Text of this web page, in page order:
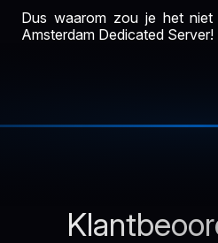
Dus waarom zou je het
Amsterdam Dedicated Server!